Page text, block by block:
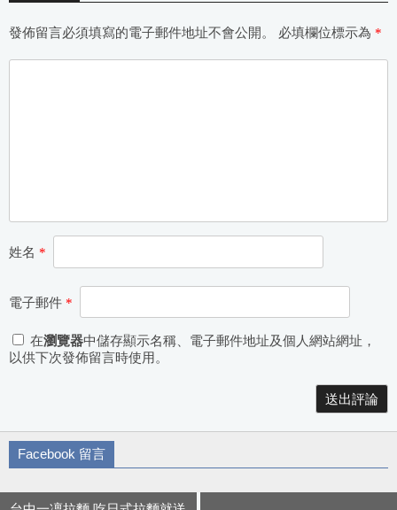
發佈留言必須填寫的電子郵件地址不會公開。 必填欄位標示為 *
姓名 *
電子郵件 *
在瀏覽器中儲存顯示名稱、電子郵件地址及個人網站網址，
以供下次發佈留言時使用。
Facebook 留言